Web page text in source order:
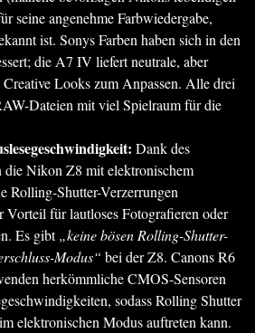
seine angenehme Farbwiedergabe,
ist. Sonys Farben haben sich in den
die A7 IV liefert neutrale, aber
Looks zum Anpassen. Alle drei
Dateien mit viel Spielraum für die
Dank des
die Nikon Z8 mit elektronischem
Rolling-Shutter-Verzerrungen
Vorteil für lautloses Fotografieren oder
Es gibt„keine bösen Rolling-Shutter-
Modus“ bei der Z8. Canons R6
herkömmliche CMOS-Sensoren
sodass Rolling Shutter
elektronischen Modus auftreten kann.